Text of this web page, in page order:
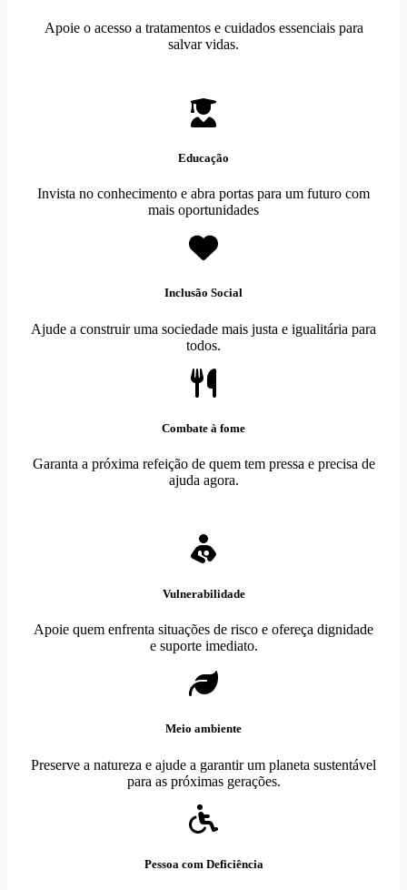
Apoie o acesso a tratamentos e cuidados essenciais para
salvar vidas.
Educação
Invista no conhecimento e abra portas para um futuro com
mais oportunidades
Inclusão Social
Ajude a construir uma sociedade mais justa e igualitária para
todos.
Combate à fome
Garanta a próxima refeição de quem tem pressa e precisa de
ajuda agora.
Vulnerabilidade
Apoie quem enfrenta situações de risco e ofereça dignidade
e suporte imediato.
Meio ambiente
Preserve a natureza e ajude a garantir um planeta sustentável
para as próximas gerações.
Pessoa com Deficiência